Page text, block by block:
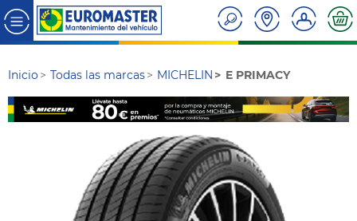
Inicio Todas las marcas MICHELIN E PRIMACY